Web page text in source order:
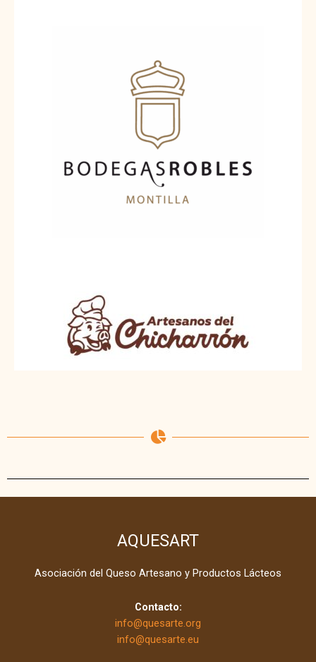
AQUESART
Asociación del Queso Artesano y Productos Lácteos
Contacto:
info@quesarte.org
info@quesarte.eu